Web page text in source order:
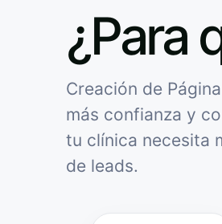
¿Para
Creación de
más confianza y
tu clínica necesita
de leads.